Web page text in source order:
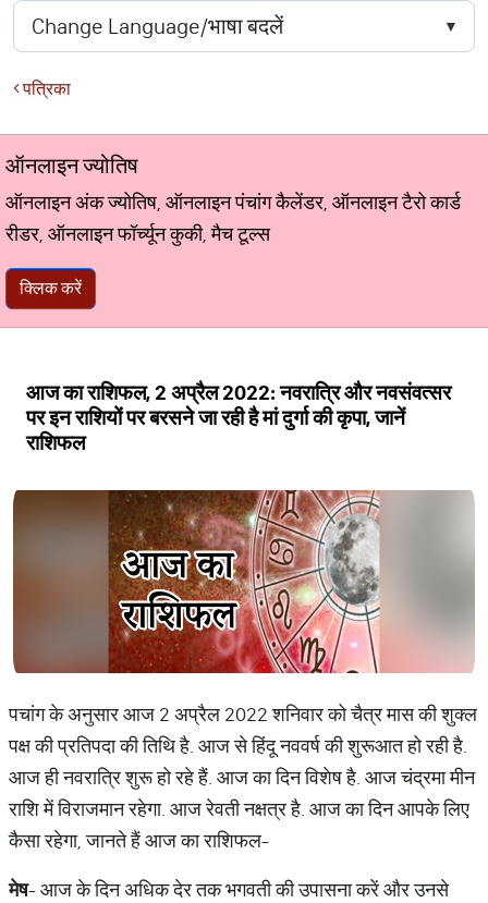
पत्रिका
ऑनलाइन ज्योतिष
ऑनलाइन अंक ज्योतिष, ऑनलाइन पंचांग कैलेंडर, ऑनलाइन टैरो कार्ड
रीडर, ऑनलाइन फॉर्च्यून कुकी, मैच टूल्स
क्लिक करें
आज का राशिफल, 2 अप्रैल 2022: नवरात्रि और नवसंवत्सर
पर इन राशियों पर बरसने जा रही है मां दुर्गा की कृपा, जानें
राशिफल
पचांग के अनुसार आज 2 अप्रैल 2022 शनिवार को चैत्र मास की शुक्ल
पक्ष की प्रतिपदा की तिथि है. आज से हिंदू नववर्ष की शुरूआत हो रही है.
आज ही नवरात्रि शुरू हो रहे हैं. आज का दिन विशेष है. आज चंद्रमा मीन
राशि में विराजमान रहेगा. आज रेवती नक्षत्र है. आज का दिन आपके लिए
कैसा रहेगा, जानते हैं आज का राशिफल-
मेष- आज के दिन अधिक देर तक भगवती की उपासना करें और उनसे